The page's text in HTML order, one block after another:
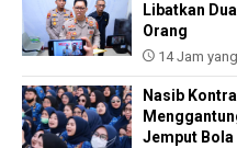
Libatkan
Orang
14 Jam
Nasib
Jemput Bola